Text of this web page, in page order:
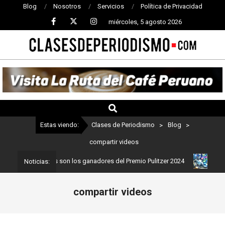
Blog Nosotros Servicios Política de Privacidad
miércoles, 5 agosto 2026
CLASES
DE
PERIODISMO
Estas viendo: Clases de Periodismo > Blog >
compartir videos
Noticias:
Estos son los ganadores del Premio Pulitzer 2024
compartir videos